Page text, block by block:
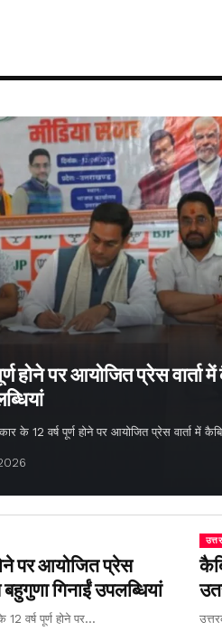
होने पर आयोजित प्रेस वार्ता
12 वर्ष पूर्ण होने पर आयोजित प्रेस वार्ता में
पर आयोजित प्रेस
गिनाईं उपलब्धियां
वर्ष पूर्ण होने पर…